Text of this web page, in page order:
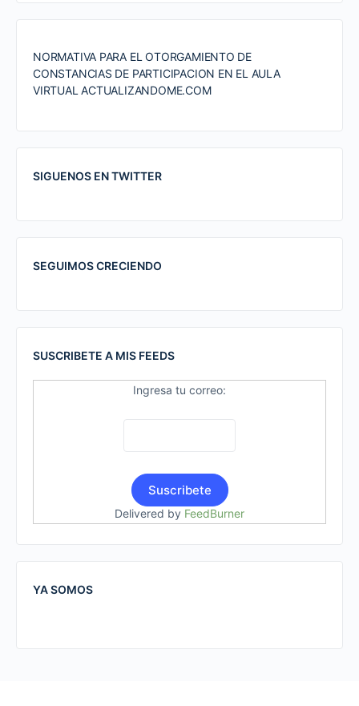
NORMATIVA PARA EL OTORGAMIENTO DE
CONSTANCIAS DE PARTICIPACION EN EL AULA
VIRTUAL ACTUALIZANDOME.COM
SIGUENOS EN TWITTER
SEGUIMOS CRECIENDO
SUSCRIBETE A MIS FEEDS
Ingresa tu correo:
Delivered by FeedBurner
YA SOMOS